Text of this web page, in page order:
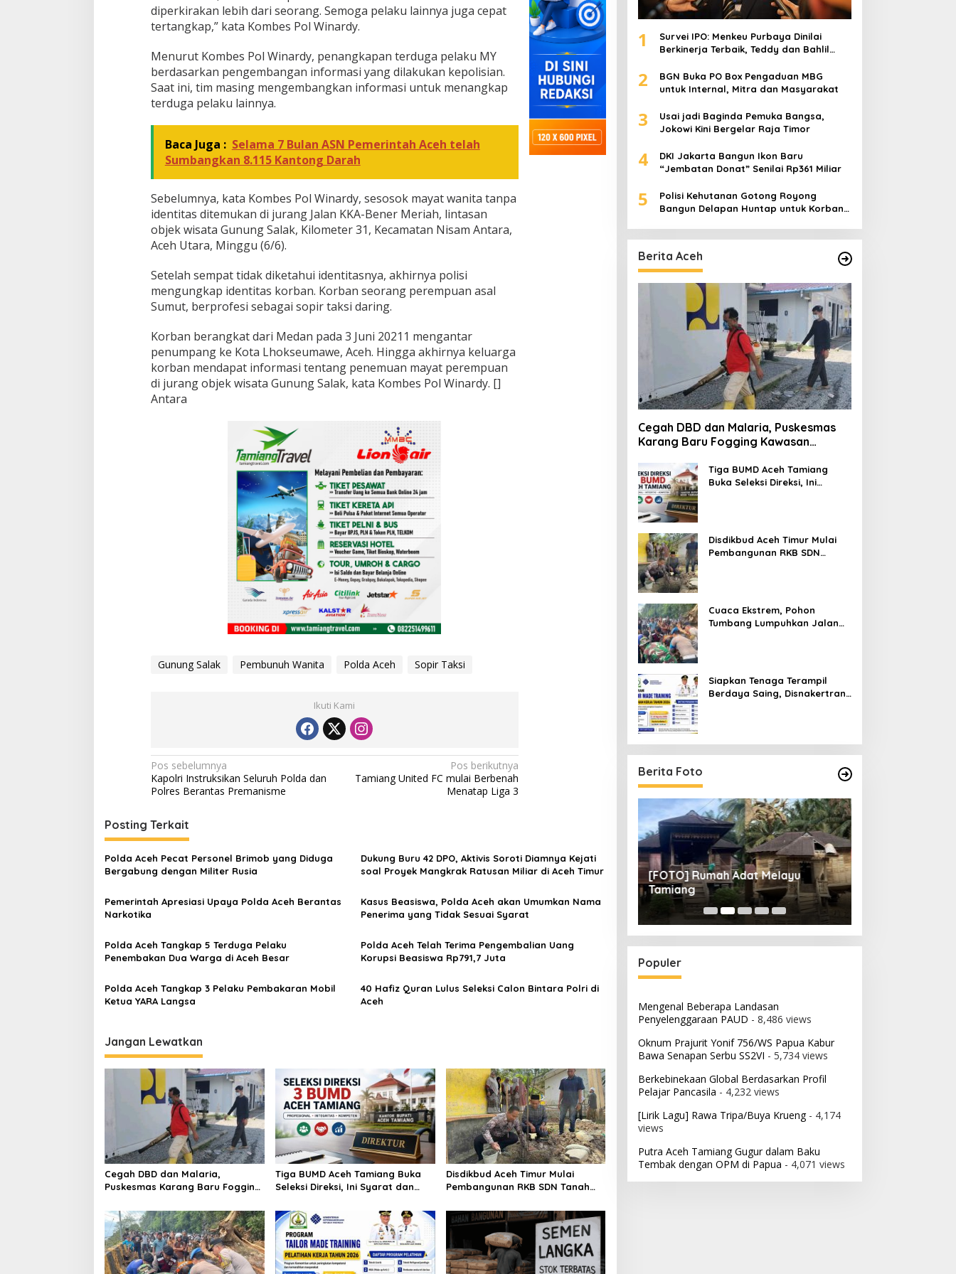
n
n
S
a
l
a
k
diperkirakan lebih dari seorang. Semoga pelaku lainnya juga cepat
tertangkap,” kata Kombes Pol Winardy.
Menurut Kombes Pol Winardy, penangkapan terduga pelaku MY
berdasarkan pengembangan informasi yang dilakukan kepolisian.
Saat ini, tim masing mengembangkan informasi untuk menangkap
terduga pelaku lainnya.
Baca Juga : Selama 7 Bulan ASN Pemerintah Aceh telah
Sumbangkan 8.115 Kantong Darah
Sebelumnya, kata Kombes Pol Winardy, sesosok mayat wanita tanpa
identitas ditemukan di jurang Jalan KKA-Bener Meriah, lintasan
objek wisata Gunung Salak, Kilometer 31, Kecamatan Nisam Antara,
Aceh Utara, Minggu (6/6).
Setelah sempat tidak diketahui identitasnya, akhirnya polisi
mengungkap identitas korban. Korban seorang perempuan asal
Sumut, berprofesi sebagai sopir taksi daring.
Korban berangkat dari Medan pada 3 Juni 20211 mengantar
penumpang ke Kota Lhokseumawe, Aceh. Hingga akhirnya keluarga
korban mendapat informasi tentang penemuan mayat perempuan
di jurang objek wisata Gunung Salak, kata Kombes Pol Winardy. []
Antara
Gunung Salak Pembunuh Wanita Polda Aceh Sopir Taksi
Ikuti Kami
N
a
i
g
a
i
o
s
Pos sebelumnya
Kapolri Instruksikan Seluruh Polda dan
Polres Berantas Premanisme
Pos berikutnya
Tamiang United FC mulai Berbenah
Menatap Liga 3
Posting Terkait
Polda Aceh Pecat Personel Brimob yang Diduga
Bergabung dengan Militer Rusia
Dukung Buru 42 DPO, Aktivis Soroti Diamnya Kejati
soal Proyek Mangkrak Ratusan Miliar di Aceh Timur
Pemerintah Apresiasi Upaya Polda Aceh Berantas
Narkotika
Kasus Beasiswa, Polda Aceh akan Umumkan Nama
Penerima yang Tidak Sesuai Syarat
Polda Aceh Tangkap 5 Terduga Pelaku
Penembakan Dua Warga di Aceh Besar
Polda Aceh Telah Terima Pengembalian Uang
Korupsi Beasiswa Rp791,7 Juta
Polda Aceh Tangkap 3 Pelaku Pembakaran Mobil
Ketua YARA Langsa
40 Hafiz Quran Lulus Seleksi Calon Bintara Polri di
Aceh
Jangan Lewatkan
Cegah DBD dan Malaria,
Puskesmas Karang Baru Fogging
Tiga BUMD Aceh Tamiang Buka
Seleksi Direksi, Ini Syarat dan
Disdikbud Aceh Timur Mulai
Pembangunan RKB SDN Tanah
1
Survei IPO: Menkeu Purbaya Dinilai
Berkinerja Terbaik, Teddy dan Bahlil
2
BGN Buka PO Box Pengaduan MBG
untuk Internal, Mitra dan Masyarakat
3
Usai jadi Baginda Pemuka Bangsa,
Jokowi Kini Bergelar Raja Timor
4
DKI Jakarta Bangun Ikon Baru
“Jembatan Donat” Senilai Rp361 Miliar
5
Polisi Kehutanan Gotong Royong
Bangun Delapan Huntap untuk Korban
Berita Aceh
Cegah DBD dan Malaria, Puskesmas
Karang Baru Fogging Kawasan
Tiga BUMD Aceh Tamiang
Buka Seleksi Direksi, Ini
Disdikbud Aceh Timur Mulai
Pembangunan RKB SDN
Cuaca Ekstrem, Pohon
Tumbang Lumpuhkan Jalan
Siapkan Tenaga Terampil
Berdaya Saing, Disnakertrans
Berita Foto
[FOTO] Anies Baswedan Tinjau
di Bandar Pusaka
[FOTO] Rumah Adat Melayu
Tamiang
Populer
Mengenal Beberapa Landasan
Penyelenggaraan PAUD - 8,486 views
Oknum Prajurit Yonif 756/WS Papua Kabur
Bawa Senapan Serbu SS2VI - 5,734 views
Berkebinekaan Global Berdasarkan Profil
Pelajar Pancasila - 4,232 views
[Lirik Lagu] Rawa Tripa/Buya Krueng- 4,174
views
Putra Aceh Tamiang Gugur dalam Baku
Tembak dengan OPM di Papua - 4,071 views